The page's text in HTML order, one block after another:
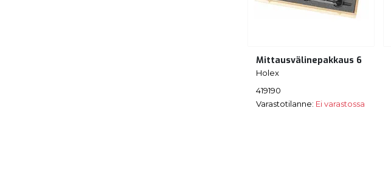
Mittausvälinepakkaus 6
Holex
419190
Varastotilanne: Ei varastossa